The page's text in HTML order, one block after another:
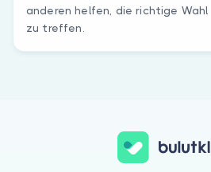
anderen helfen, die richtige Wahl
zu treffen.